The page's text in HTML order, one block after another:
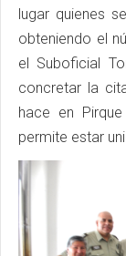
lugar quienes
obteniendo el
el Suboficial
concretar la
hace en
permite estar